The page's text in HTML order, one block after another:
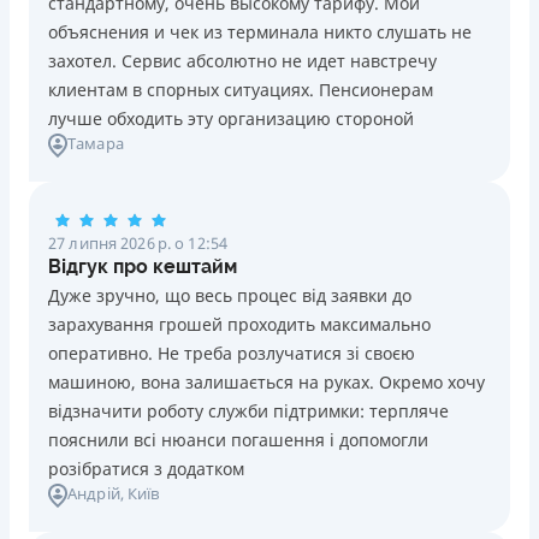
Ліцензія НБУ №10
Вся інформація про кредит
Знижена процентна ставка 0,01% в день для нових
клієнтів на період від 3 до 30 днів (після цього діє
стандартна ставка 1%)
Запитуються лише дані паспорта, ІПН, номер
банківської картки й телефону
Оформляються кредити онлайн 24/7. Розглядаються
кредитною історією
Переказуються гроші на банківську картку відразу
після підписання електронного договору про надання
кредиту
Даруються знижки до -99% постійним клієнтам на
майбутні кредити згідно з програмою лояльності
Програма лояльності для постійних клієнтів
Цілодобова підтримка в Viber, Telegram, Facebook
Недоліки
Нема кредиту для юросіб (ФОП)
объяснения и чек из терминала никто слушать не
захотел. Сервис абсолютно не идет навстречу
клиентам в спорных ситуациях. Пенсионерам
лучше обходить эту организацию стороной
Тамара
27 липня 2026 р. о 12:54
Відгук про кештайм
Дуже зручно, що весь процес від заявки до
зарахування грошей проходить максимально
оперативно. Не треба розлучатися зі своєю
машиною, вона залишається на руках. Окремо хочу
відзначити роботу служби підтримки: терпляче
пояснили всі нюанси погашення і допомогли
розібратися з додатком
Андрій, Київ